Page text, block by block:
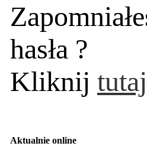
hasła ?
Kliknij tutaj
Aktualnie online